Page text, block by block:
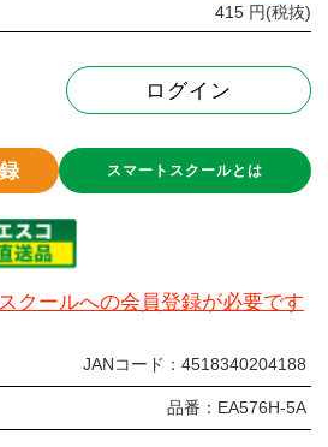
415 円(税抜)
ログイン
スマートスクールとは
クールへの会員登録が必要です
JANコード： 4518340204188
品番： EA576H-5A